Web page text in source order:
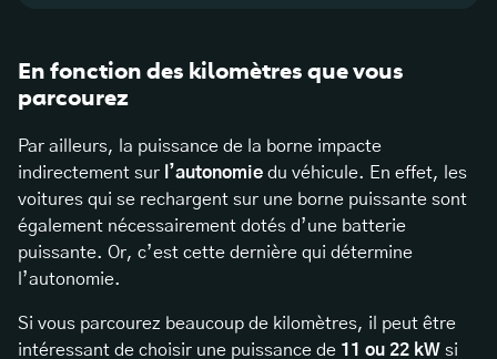
En fonction des kilomètres que vous
parcourez
Par ailleurs, la puissance de la borne impacte
indirectement sur l’autonomie du véhicule. En effet, les
voitures qui se rechargent sur une borne puissante sont
également nécessairement dotés d’une batterie
puissante. Or, c’est cette dernière qui détermine
l’autonomie.
Si vous parcourez beaucoup de kilomètres, il peut être
intéressant de choisir une puissance de 11 ou 22 kW si